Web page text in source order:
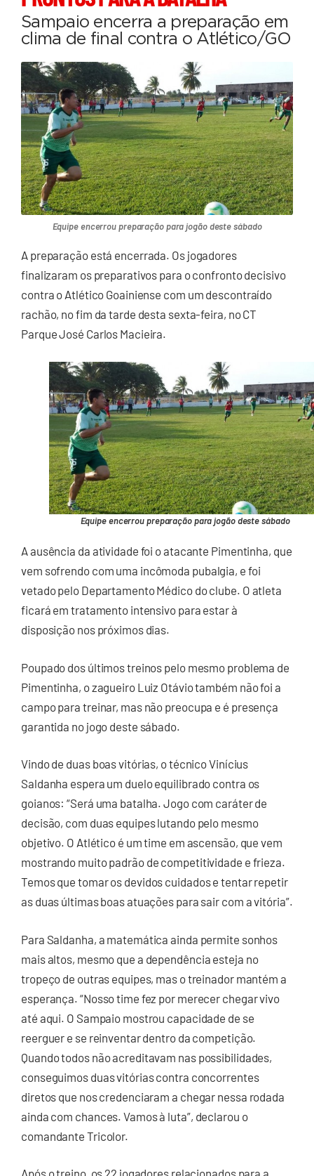
Sampaio encerra a preparação em
clima de final contra o Atlético/GO
Equipe encerrou preparação para jogão deste sábado
A preparação está encerrada. Os jogadores
finalizaram os preparativos para o confronto decisivo
contra o Atlético Goainiense com um descontraído
rachão, no fim da tarde desta sexta-feira, no CT
Parque José Carlos Macieira.
Equipe encerrou preparação para jogão deste sábado
A ausência da atividade foi o atacante Pimentinha, que
vem sofrendo com uma incômoda pubalgia, e foi
vetado pelo Departamento Médico do clube. O atleta
ficará em tratamento intensivo para estar à
disposição nos próximos dias.
Poupado dos últimos treinos pelo mesmo problema de
Pimentinha, o zagueiro Luiz Otávio também não foi a
campo para treinar, mas não preocupa e é presença
garantida no jogo deste sábado.
Vindo de duas boas vitórias, o técnico Vinícius
Saldanha espera um duelo equilibrado contra os
goianos: “Será uma batalha. Jogo com caráter de
decisão, com duas equipes lutando pelo mesmo
objetivo. O Atlético é um time em ascensão, que vem
mostrando muito padrão de competitividade e frieza.
Temos que tomar os devidos cuidados e tentar repetir
as duas últimas boas atuações para sair com a vitória”.
Para Saldanha, a matemática ainda permite sonhos
mais altos, mesmo que a dependência esteja no
tropeço de outras equipes, mas o treinador mantém a
esperança. “Nosso time fez por merecer chegar vivo
até aqui. O Sampaio mostrou capacidade de se
reerguer e se reinventar dentro da competição.
Quando todos não acreditavam nas possibilidades,
conseguimos duas vitórias contra concorrentes
diretos que nos credenciaram a chegar nessa rodada
ainda com chances. Vamos à luta”, declarou o
comandante Tricolor.